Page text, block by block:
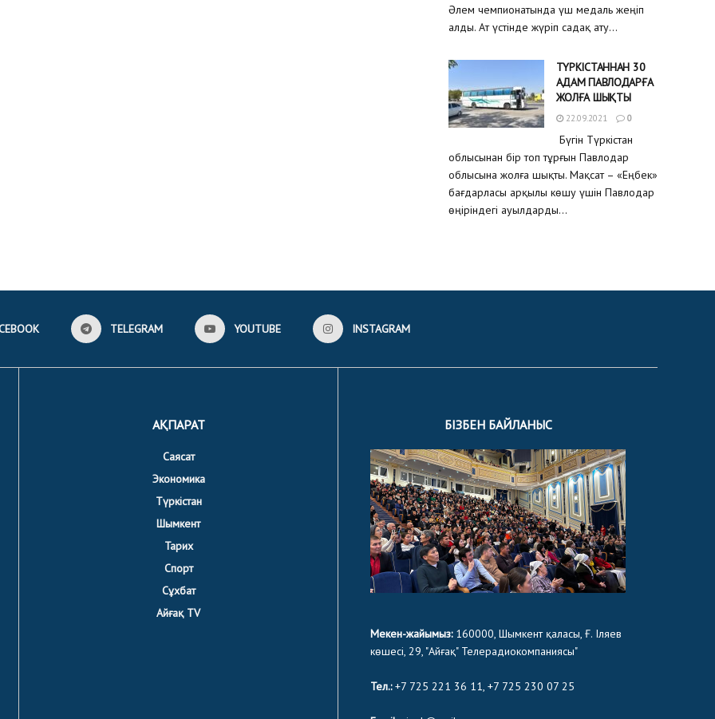
Әлем чемпионатында үш медаль жеңіп
алды. Ат үстінде жүріп садақ ату...
ТҮРКІСТАННАН 30
АДАМ ПАВЛОДАРҒА
ЖОЛҒА ШЫҚТЫ
22.09.2021 0
Бүгін Түркістан
облысынан бір топ тұрғын Павлодар
облысына жолға шықты. Мақсат – «Еңбек»
бағдарласы арқылы көшу үшін Павлодар
өңіріндегі ауылдарды...
TELEGRAM YOUTUBE INSTAGRAM
АҚПАРАТ
Саясат
Экономика
Түркістан
Шымкент
Тарих
Спорт
Сұхбат
Айғақ TV
БІЗБЕН БАЙЛАНЫС
Мекен-жайымыз:160000, Шымкент қаласы, Ғ. Іляев
көшесі, 29, "Айғақ" Телерадиокомпаниясы"
Тел.:+7 725 221 36 11, +7 725 230 07 25